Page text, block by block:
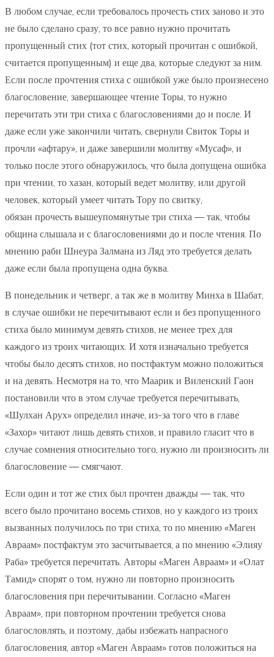
В любом случае, если требовалось прочесть стих заново и это
не было сделано сразу, то все равно нужно прочитать
пропущенный стих (тот стих, который прочитан с ошибкой,
считается пропущенным) и еще два, которые следуют за ним.
Если после прочтения стиха с ошибкой уже было произнесено
благословение, завершающее чтение Торы, то нужно
перечитать эти три стиха с благословениями до и после. И
даже если уже закончили читать, свернули Свиток Торы и
прочли «афтару», и даже завершили молитву «Мусаф», и
только после этого обнаружилось, что была допущена ошибка
при чтении, то хазан, который ведет молитву, или другой
человек, который умеет читать Тору по свитку,
обязан прочесть вышеупомянутые три стиха — так, чтобы
община слышала и с благословениями до и после чтения. По
мнению раби Шнеура Залмана из Ляд это требуется делать
даже если была пропущена одна буква.
В понедельник и четверг, а так же в молитву Минха в Шабат,
в случае ошибки не перечитывают если и без пропущенного
стиха было минимум девять стихов, не менее трех для
каждого из троих читающих. И хотя изначально требуется
чтобы было десять стихов, но постфактум можно положиться
и на девять. Несмотря на то, что Маарик и Виленский Гаон
постановили что в этом случае требуется перечитывать,
«Шулхан Арух» определил иначе, из-за того что в главе
«Захор» читают лишь девять стихов, и правило гласит что в
случае сомнения относительно того, нужно ли произносить ли
благословение — смягчают.
Если один и тот же стих был прочтен дважды — так, что
всего было прочитано восемь стихов, но у каждого из троих
вызванных получилось по три стиха, то по мнению «Маген
Авраам» постфактум это засчитывается, а по мнению «Элияу
Раба» требуется перечитать. Авторы «Маген Авраам» и «Олат
Тамид» спорят о том, нужно ли повторно произносить
благословения при перечитывании. Согласно «Маген
Авраам», при повторном прочтении требуется снова
благословлять, и поэтому, дабы избежать напрасного
благословения, автор «Маген Авраам» готов положиться на